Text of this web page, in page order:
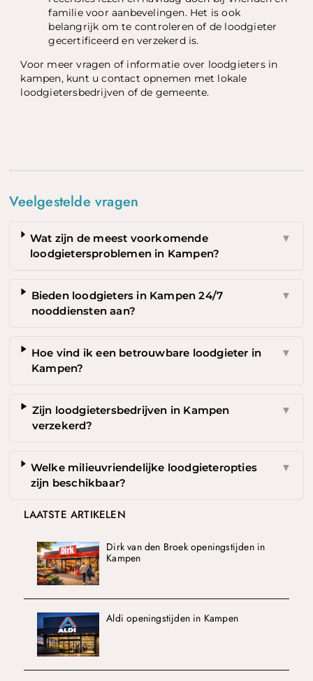
familie voor aanbevelingen. Het is ook
belangrijk om te controleren of de loodgieter
gecertificeerd en verzekerd is.
Voor meer vragen of informatie over loodgieters in
kampen, kunt u contact opnemen met lokale
loodgietersbedrijven of de gemeente.
Veelgestelde vragen
Wat zijn de meest voorkomende
loodgietersproblemen in Kampen?
▼
Bieden loodgieters in Kampen 24/7
nooddiensten aan?
▼
Hoe vind ik een betrouwbare loodgieter in
Kampen?
▼
Zijn loodgietersbedrijven in Kampen
verzekerd?
▼
Welke milieuvriendelijke loodgieteropties
zijn beschikbaar?
▼
LAATSTE ARTIKELEN
Dirk van den Broek openingstijden in
Kampen
Aldi openingstijden in Kampen